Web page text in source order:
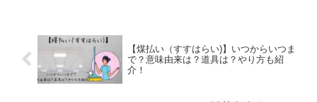
【煤払い（すすはらい)】いつからいつま
で？意味由来は？道具は？やり方も紹
介！